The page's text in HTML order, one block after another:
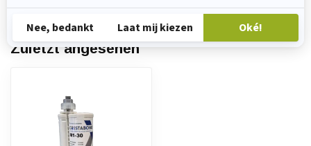
Zuletzt angesehen